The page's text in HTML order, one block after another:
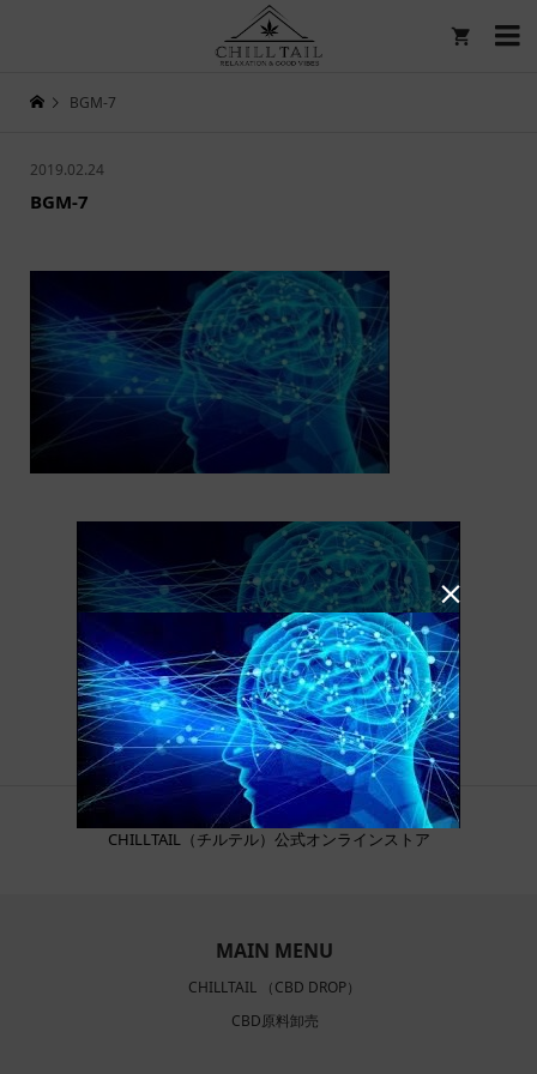

BGM-7
2019.02.24
BGM-7
CHILLTAIL（チルテル）公式オンラインストア
MAIN MENU
CHILLTAIL （CBD DROP）
CBD原料卸売
